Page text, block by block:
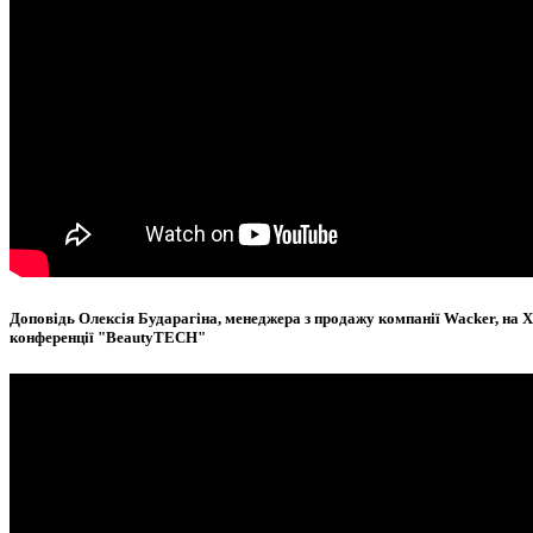
Доповідь Олексія Бударагіна, менеджера з продажу компанії Wacker, на
конференції "BeautyTECH"